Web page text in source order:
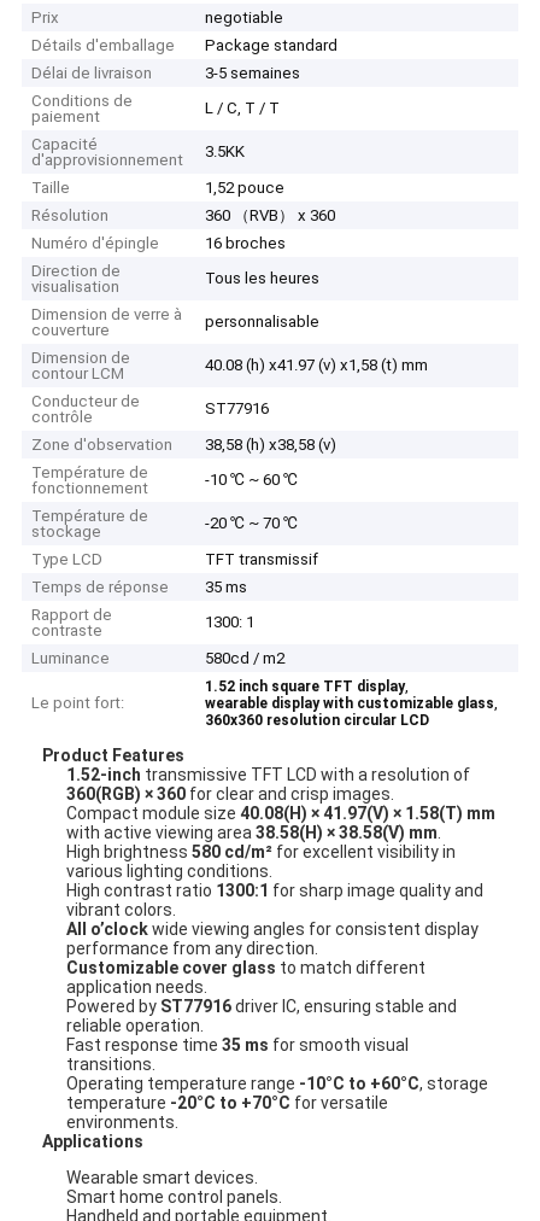
Prix
negotiable
Détails d'emballage
Package standard
Délai de livraison
3-5 semaines
Conditions de
paiement
L / C, T / T
Capacité
d'approvisionnement
3.5KK
Taille
1,52 pouce
Résolution
360 （RVB） x 360
Numéro d'épingle
16 broches
Direction de
visualisation
Tous les heures
Dimension de verre à
couverture
personnalisable
Dimension de
contour LCM
40.08 (h) x41.97 (v) x1,58 (t) mm
Conducteur de
contrôle
ST77916
Zone d'observation
38,58 (h) x38,58 (v)
Température de
fonctionnement
-10 ℃ ~ 60 ℃
Température de
stockage
-20 ℃ ~ 70 ℃
Type LCD
TFT transmissif
Temps de réponse
35 ms
Rapport de
contraste
1300: 1
Luminance
580cd / m2
Le point fort:
1.52 inch square TFT display,
wearable display with customizable glass,
360x360 resolution circular LCD
Product Features
1.52-inch transmissive TFT LCD with a resolution of
360(RGB) × 360 for clear and crisp images.
Compact module size40.08(H) × 41.97(V) × 1.58(T) mm
with active viewing area38.58(H) × 38.58(V) mm
High brightness580 cd/m² for excellent visibility in
various lighting conditions.
High contrast ratio 1300:1 for sharp image quality and
vibrant colors.
All o’clockwide viewing angles for consistent display
performance from any direction.
Customizable cover glass to match different
application needs.
Powered by ST77916driver IC, ensuring stable and
reliable operation.
Fast response time35 ms for smooth visual
transitions.
Operating temperature range -10°C to +60°C, storage
temperature -20°C to +70°C for versatile
environments.
Applications
Wearable smart devices.
Smart home control panels.
Handheld and portable equipment.